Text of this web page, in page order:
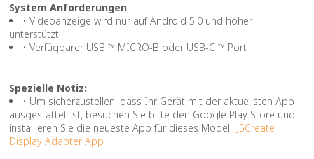
System Anforderungen
• Videoanzeige wird nur auf Android 5.0 und höher
unterstützt
• Verfügbarer USB ™ MICRO-B oder USB-C ™ Port
Spezielle Notiz:
• Um sicherzustellen, dass Ihr Gerät mit der aktuellsten App
ausgestattet ist, besuchen Sie bitte den Google Play Store und
installieren Sie die neueste App für dieses Modell. J5Create
Display Adapter App